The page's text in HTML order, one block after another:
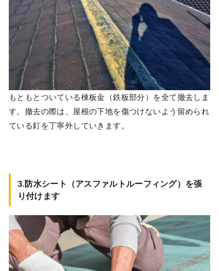
もともとついている棟板金（鉄板部分）を全て撤去しま
す。撤去の際は、屋根の下地を傷つけないよう留められ
ている釘を丁寧外していきます。
3.防水シート（アスファルトルーフィング）を張
り付けます